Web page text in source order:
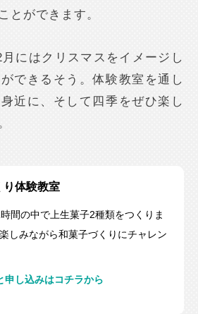
とができます。
にはクリスマスをイメージし
できるそう。体験教室を通し
近に、そして四季をぜひ楽し
り体験教室
間の中で上生菓子2種類をつくりま
しみながら和菓子づくりにチャレン
申し込みはコチラから